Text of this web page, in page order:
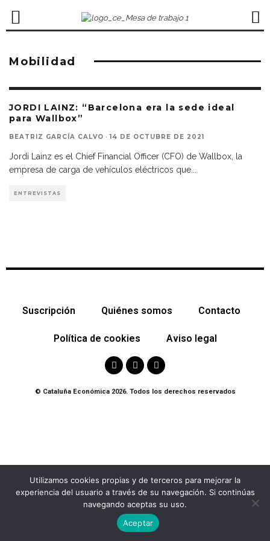
Mobilidad
JORDI LAINZ: “Barcelona era la sede ideal
para Wallbox”
BEATRIZ GARCÍA CALVO · 14 DE OCTUBRE DE 2021
Jordi Lainz es el Chief Financial Officer (CFO) de Wallbox, la
empresa de carga de vehículos eléctricos que
ENTREVISTAS
Suscripción Quiénes somos Contacto
Política de cookies Aviso legal
© Cataluña Económica 2026. Todos los derechos reservados
Utilizamos cookies propias y de terceros para mejorar la
experiencia del usuario a través de su navegación. Si continúas
navegando aceptas su uso.
Aceptar